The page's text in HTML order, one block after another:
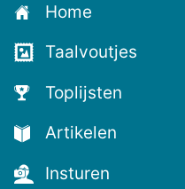
voor
de
nieuwste
voutjes
en
de
voutste
nieuwtjes!
Home
Taalvoutjes
Toplijsten
Artikelen
Insturen